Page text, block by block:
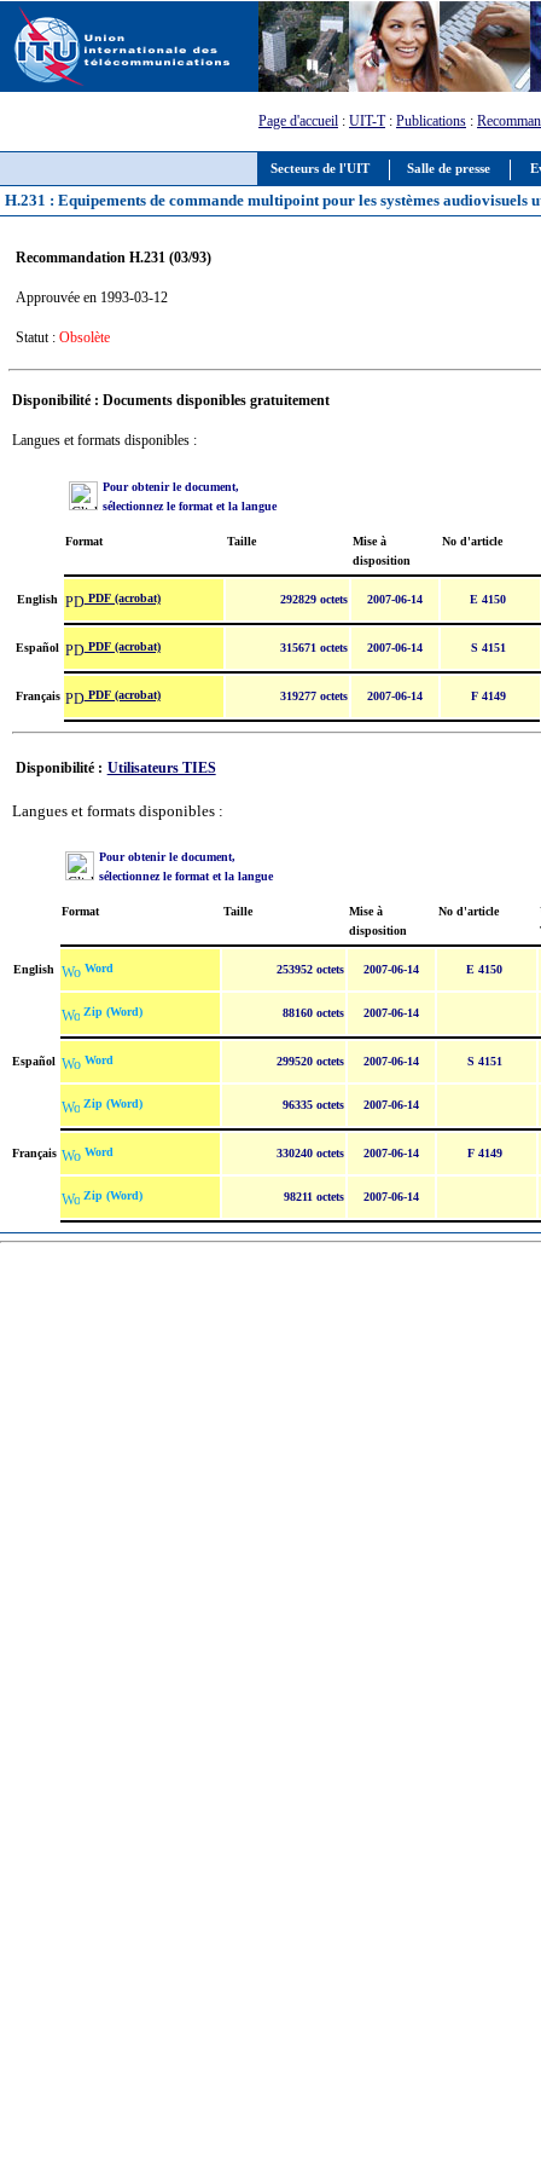
Secteurs de l'UIT Salle de presse
Page d'accueil : UIT-T: Publications :
H.231 : Equipements de commande multipoint pour les systèmes
Recommandation H.231 (03/93)
Approuvée en 1993-03-12
Statut : Obsolète
Disponibilité : Documents disponibles gratuitement
Langues et formats disponibles :
Pour obtenir le document,
sélectionnez le format et la langue
Format Taille
Mise à
disposition
No d'article
English PDF (acrobat) 292829 octets 2007-06-14 E 4150
Español PDF (acrobat) 315671 octets 2007-06-14 S 4151
Français PDF (acrobat) 319277 octets 2007-06-14 F 4149
Disponibilité : Utilisateurs TIES
Langues et formats disponibles :
Pour obtenir le document,
sélectionnez le format et la langue
Format Taille
Mise à
disposition
No d'article
English Word 253952 octets 2007-06-14 E 4150
Zip (Word) 88160 octets 2007-06-14
Español Word 299520 octets 2007-06-14 S 4151
Zip (Word) 96335 octets 2007-06-14
Français Word 330240 octets 2007-06-14 F 4149
Zip (Word) 98211 octets 2007-06-14